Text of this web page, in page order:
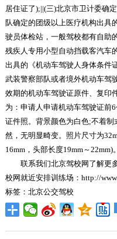
居住证了);||(三)北京市卫计委确
队确定的团级以上医疗机构出具
驶员体检站，一般驾校都有自助
残疾人专用小型自动挡载客汽车
出具的《机动车驾驶人身体条件
武装警察部队或者境外机动车驾
效期的机动车驾驶证原件、复印
为：申请人申请机动车驾驶证前
证件照。背景颜色为白色;不着
然，无明显畸变。照片尺寸为
16mm，头部长度19mm～
联系我们北京驾校网了解更多
校网就近安排训练场：http://
标签：北京公交驾校